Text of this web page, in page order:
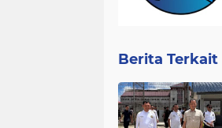
Berita Terkait